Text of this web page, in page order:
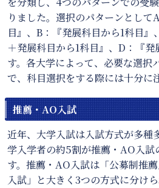
りました。選択のパターンとして
目』、B：『発展科目から1科目』
＋発展科目から1科目』、D：『
す。各大学によって、必要な選択
で、科目選択をする際には十分に
推薦・AO入試
近年、大学入試は入試方式が多種
学入学者の約5割が推薦・AO入試
す。推薦・AO入試は「公募制推
入試」と大きく3つの方式に分けら